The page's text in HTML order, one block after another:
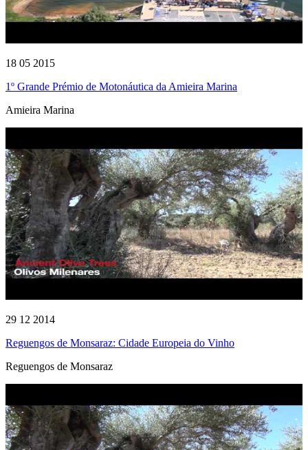
18 05 2015
1º Grande Prémio de Motonáutica da Amieira Marina
Amieira Marina
29 12 2014
Reguengos de Monsaraz: Cidade Europeia do Vinho
Reguengos de Monsaraz